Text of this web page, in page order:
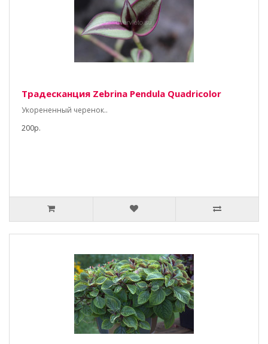
Традесканция Zebrina Pendula Quadricolor
Укорененный черенок..
200р.